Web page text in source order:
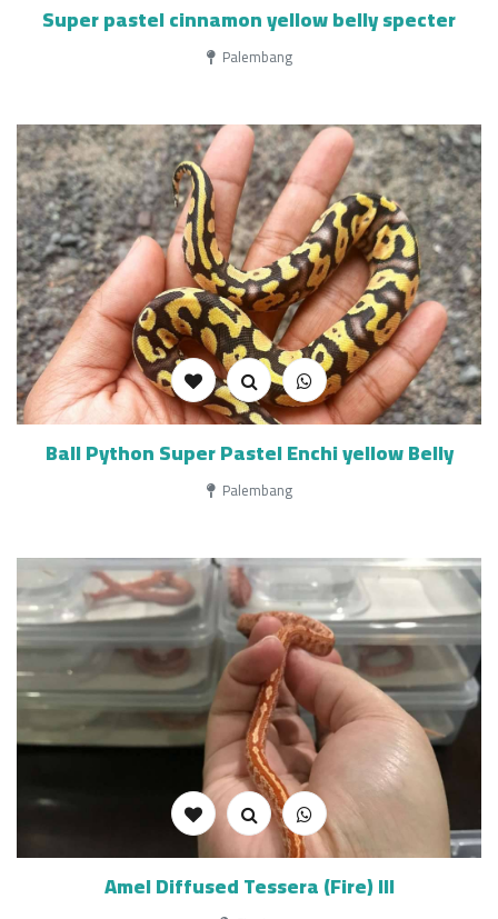
Super pastel cinnamon yellow belly specter
Palembang
Ball Python Super Pastel Enchi yellow Belly
Palembang
Amel Diffused Tessera (Fire) III